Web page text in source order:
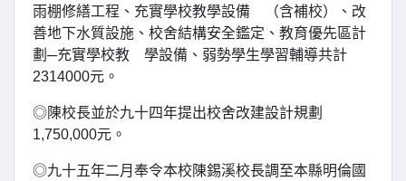
雨棚修繕工程、充實學校教學設備 （含補校）、改
善地下水質設施、校舍結構安全鑑定、教育優先區計
劃─充實學校教 學設備、弱勢學生學習輔導共計
2314000元。
◎陳校長並於九十四年提出校舍改建設計規劃
1,750,000元。
◎九十五年二月奉令本校陳錫溪校長調至本縣明倫國